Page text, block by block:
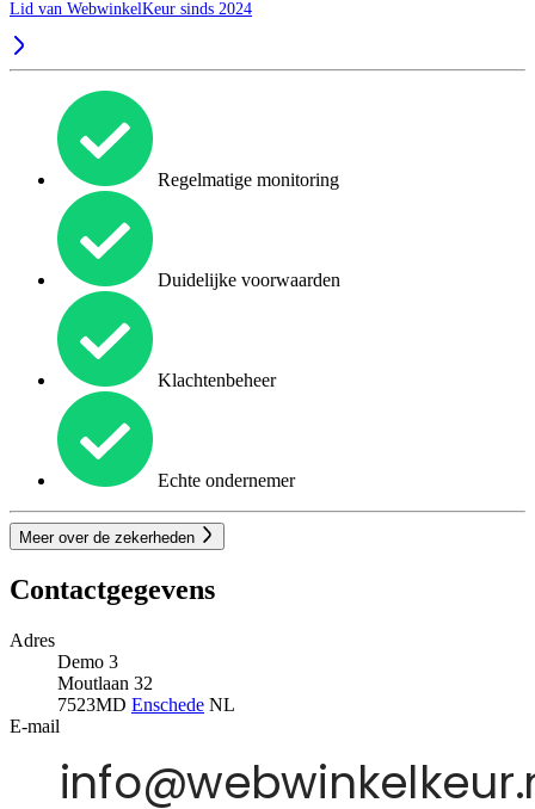
Lid van WebwinkelKeur sinds 2024
Regelmatige monitoring
Duidelijke voorwaarden
Klachtenbeheer
Echte ondernemer
Meer over de zekerheden
Contactgegevens
Adres
Demo 3
Moutlaan 32
7523MD Enschede NL
E-mail